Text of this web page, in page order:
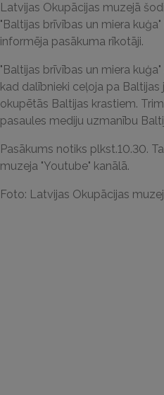
Latvijas Okupācijas muzejā
"Baltijas brīvības un miera
informēja pasākuma rīkotāji.
"Baltijas brīvības un miera
kad dalībnieki ceļoja pa
okupētās Baltijas krastiem.
pasaules mediju uzmanību
Pasākums notiks plkst.10.30.
muzeja "Youtube" kanālā.
Foto: Latvijas Okupācijas